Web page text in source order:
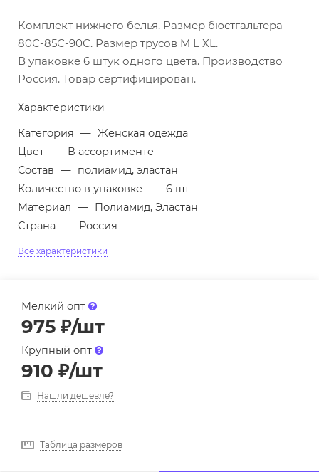
Комплект нижнего белья. Размер бюстгальтера
80С-85С-90С. Размер трусов M L XL.
В упаковке 6 штук одного цвета. Производство
Россия. Товар сертифицирован.
Характеристики
Категория — Женская одежда
Цвет — В ассортименте
Состав — полиамид, эластан
Количество в упаковке — 6 шт
Материал — Полиамид, Эластан
Страна — Россия
Все характеристики
Мелкий опт
975 ₽/шт
Крупный опт
910 ₽/шт
Нашли дешевле?
Таблица размеров